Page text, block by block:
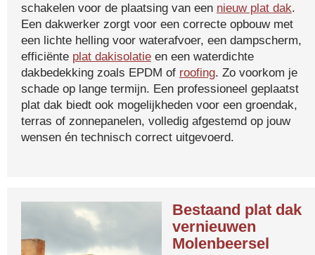
schakelen voor de plaatsing van een nieuw plat dak.
Een dakwerker zorgt voor een correcte opbouw met
een lichte helling voor waterafvoer, een dampscherm,
efficiënte plat dakisolatie en een waterdichte
dakbedekking zoals EPDM of roofing. Zo voorkom je
schade op lange termijn. Een professioneel geplaatst
plat dak biedt ook mogelijkheden voor een groendak,
terras of zonnepanelen, volledig afgestemd op jouw
wensen én technisch correct uitgevoerd.
Bestaand plat dak
vernieuwen
Molenbeersel